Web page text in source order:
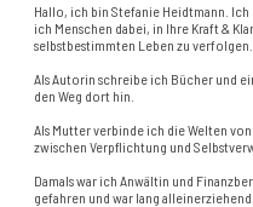
Hallo, ich bin Stefanie Heidtmann.
ich Menschen dabei, in Ihre Kraft &
selbstbestimmten Leben zu verfolgen.
Als Autorin schreibe ich Bücher und
den Weg dort hin.
Als Mutter verbinde ich die Welten
zwischen Verpflichtung und
Damals war ich Anwältin und
gefahren und war lang alleinerziehend.